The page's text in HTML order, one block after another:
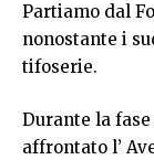
Partiamo dal
nonostante i
tifoserie.
Durante la
affrontato l’